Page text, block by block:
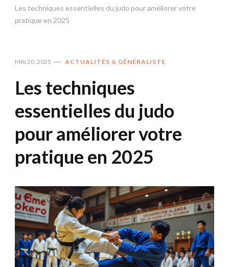
Les techniques essentielles du judo pour améliorer votre
pratique en 2025
MAI 20, 2025 ACTUALITÉS & GÉNÉRALISTE
Les techniques
essentielles du judo
pour améliorer votre
pratique en 2025